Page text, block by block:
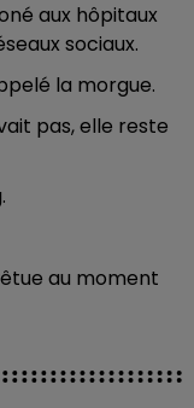
aux hôpitaux
sociaux.
la morgue.
pas, elle reste
au moment